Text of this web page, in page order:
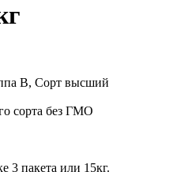
В, Сорт высший
сорта без ГМО
3 пакета или 15кг.